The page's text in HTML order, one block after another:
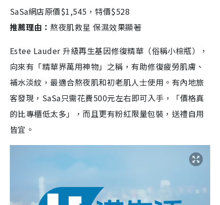
SaSa網店原價$1,545，特價$528
推薦理由： 熬夜肌救星 保濕效果顯著
Estee Lauder 升級再⽣基因修復精華（俗稱小棕瓶），
向來有「精華界萬用神物」之稱，有助修復疲勞肌膚、
補水淡紋，最適合熬夜肌和初老肌人士使用。有內地旅
客發現，SaSa只需花費500元左右即可入手，「價格真
的比專櫃低太多」，而且更有粉紅限量包裝，送禮自用
皆宜。